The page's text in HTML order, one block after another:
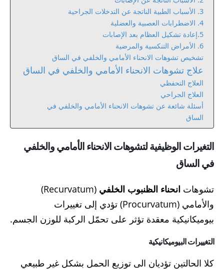
3. الأسباب الطبية الناتجة عن التدخلات الجراحية
4. الاضطرابات العصبية والعضلية
5.إعادة تشكيل العظام بعد الإصابات
6. الأمراض التنكسية والمرضية
تشخيص تشوهات الانحناء الأمامي والخلفي في الساق
علاج تشوهات الانحناء الأمامي والخلفي في الساق
العلاج التحفظي
العلاج الجراحي
أسئلة شائعة عن تشوهات الانحناء الأمامي والخلفي في
الساق
التغيرات الوظيفية لتشوهات الانحناء الأمامي والخلفي
في الساق
تشوهات انحناء الظنبوب الخلفي
(Recurvatum)
والأمامي (Procurvatum) تؤدي إلى تغييرات
بيوميكانيكية معقدة تؤثر على تحمّل الركبة للوزن الجسم.
التغييرات البيوميكانيكية
كلا الحالتين تؤديان الى توزيع الحمل بشكل غير طبيعي